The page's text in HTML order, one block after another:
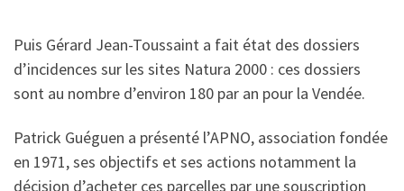
Puis Gérard Jean-Toussaint a fait état des dossiers
d’incidences sur les sites Natura 2000 : ces dossiers
sont au nombre d’environ 180 par an pour la Vendée.
Patrick Guéguen a présenté l’APNO, association fondée
en 1971, ses objectifs et ses actions notamment la
décision d’acheter ces parcelles par une souscription